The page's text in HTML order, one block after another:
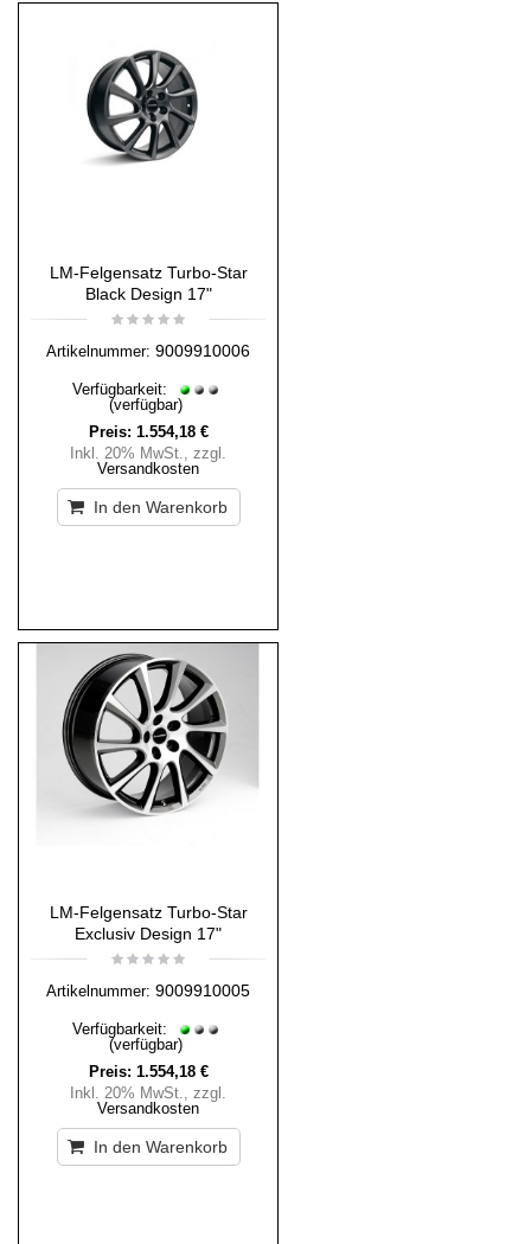
LM-Felgensatz Turbo-Star
Black Design 17"
Artikelnummer: 9009910006
Verfügbarkeit:
(verfügbar)
Preis: 1.554,18 €
Inkl. 20% MwSt., zzgl.
Versandkosten
In den Warenkorb
LM-Felgensatz Turbo-Star
Exclusiv Design 17"
Artikelnummer: 9009910005
Verfügbarkeit:
(verfügbar)
Preis: 1.554,18 €
Inkl. 20% MwSt., zzgl.
Versandkosten
In den Warenkorb